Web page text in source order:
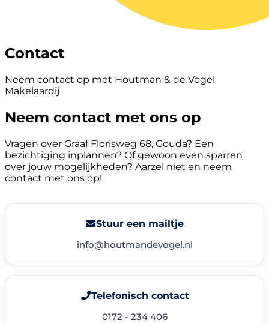
Contact
Neem contact op met Houtman & de Vogel
Makelaardij
Neem contact met ons op
Vragen over Graaf Florisweg 68, Gouda? Een
bezichtiging inplannen? Of gewoon even sparren
over jouw mogelijkheden? Aarzel niet en neem
contact met ons op!
Stuur een mailtje
info@houtmandevogel.nl
Telefonisch contact
0172 - 234 406